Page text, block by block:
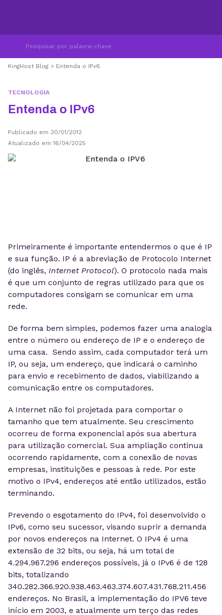
KingHost Blog > Entenda o IPv6
TECNOLOGIA
Entenda o IPv6
Publicado em 30/01/2012
Atualizado em 16/04/2025
Primeiramente é importante entendermos o que é IP
e sua função. IP é a abreviação de Protocolo Internet
(do inglês, Internet Protocol). O protocolo nada mais
é que um conjunto de regras utilizado para que os
computadores consigam se comunicar em uma
rede.
De forma bem simples, podemos fazer uma analogia
entre o número ou endereço de IP e o endereço de
uma casa. Sendo assim, cada computador terá um
IP, ou seja, um endereço, que indicará o caminho
para envio e recebimento de dados, viabilizando a
comunicação entre os computadores.
A Internet não foi projetada para comportar o
tamanho que tem atualmente. Seu crescimento
ocorreu de forma exponencial após sua abertura
para utilização comercial. Sua ampliação continua
ocorrendo rapidamente, com a conexão de novas
empresas, instituições e pessoas à rede. Por este
motivo o IPv4, endereços até então utilizados, estão
terminando.
Prevendo o esgotamento do IPv4, foi desenvolvido o
IPv6, como seu sucessor, visando suprir a demanda
por novos endereços na Internet. O IPv4 é uma
extensão de 32 bits, ou seja, há um total de
4.294.967.296 endereços possíveis, já o IPv6 é de 128
bits, totalizando
340.282.366.920.938.463.463.374.607.431.768.211.456
endereços. No Brasil, a implementação do IPV6 teve
início em 2003, e atualmente um terço das redes